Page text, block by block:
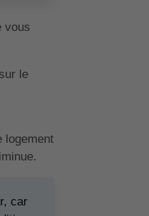
vous
le
logement
car